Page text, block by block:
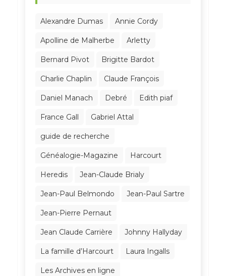
Alexandre Dumas Annie Cordy
Apolline de Malherbe Arletty
Bernard Pivot Brigitte Bardot
Charlie Chaplin Claude François
Daniel Manach Debré Edith piaf
France Gall Gabriel Attal
guide de recherche
Généalogie-Magazine Harcourt
Heredis Jean-Claude Brialy
Jean-Paul Belmondo Jean-Paul Sartre
Jean-Pierre Pernaut
Jean Claude Carrière Johnny Hallyday
La famille d’Harcourt Laura Ingalls
Les Archives en ligne